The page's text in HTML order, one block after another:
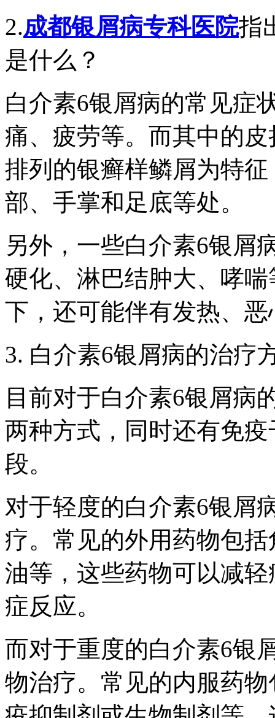
2.成都银屑病专科医院指
是什么？
白介素6银屑病的常见症
痛、疲劳等。而其中的
排列的银癣样鳞屑为特
部、手掌和足底等处。
另外，一些白介素6银屑
硬化、淋巴结肿大、哮
下，还可能伴有发热、
3. 白介素6银屑病的治疗
目前对于白介素6银屑病
两种方式，同时还有免
段。
对于轻度的白介素6银屑
疗。常见的外用药物包
油等，这些药物可以减
症反应。
而对于重度的白介素6银
物治疗。常见的内服药